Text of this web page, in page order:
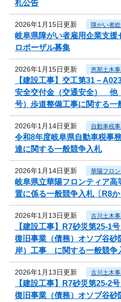
札公告
2026年1月15日更新 障がい者
岐阜県障がい者雇用企業支援
ロポーザル募集
2026年1月15日更新 恵那土木
【建設工事】交工第31－
安全交付金（交通安全） 他
号）歩道整備工事に関する一
2026年1月14日更新 自動車税
令和8年度岐阜県自動車税事
達に関する一般競争入札
2026年1月14日更新 華陽フロ
岐阜県立華陽フロンティア高
置に係る一般競争入札〔R8か
2026年1月13日更新 古川土木
【建設工事】R7砂災第25-
復旧事業（債務）オソブ谷砂
岸）工事 に関する一般競争
2026年1月13日更新 古川土木
【建設工事】R7砂災第25-
復旧事業（債務）オソブ谷砂